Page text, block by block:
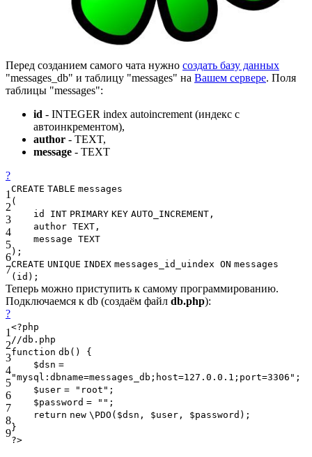
Перед созданием самого чата нужно создать базу данных
"messages_db" и таблицу "messages" на Вашем сервере. Поля
таблицы "messages":
id - INTEGER index autoincrement (индекс с
автоинкрементом),
author - TEXT,
message - TEXT
?
1
2
3
4
5
6
7
CREATE TABLE messages
(
id INT PRIMARY KEY AUTO_INCREMENT,
author TEXT,
message TEXT
);
CREATE UNIQUE INDEX messages_id_uindex ON messages
(id);
Теперь можно приступить к самому программированию.
Подключаемся к db (создаём файл db.php):
?
1
2
3
4
5
6
7
8
9
<?php
//db.php
function db() {
$dsn =
"mysql:dbname=messages_db;host=127.0.0.1;port=3306" ;
$user = "root" ;
$password = "" ;
return new \PDO( $dsn , $user , $password );
}
?>